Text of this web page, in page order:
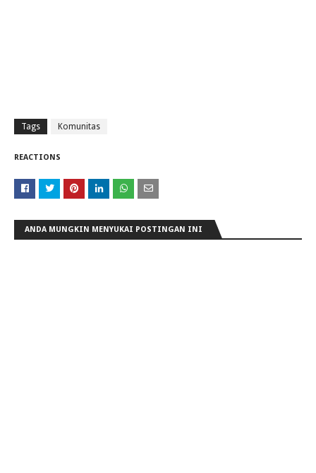
Tags Komunitas
REACTIONS
ANDA MUNGKIN MENYUKAI POSTINGAN INI